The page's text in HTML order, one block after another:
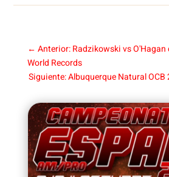
← Anterior: Radzikowski vs O'Hagan
World Records
Siguiente: Albuquerque Natural